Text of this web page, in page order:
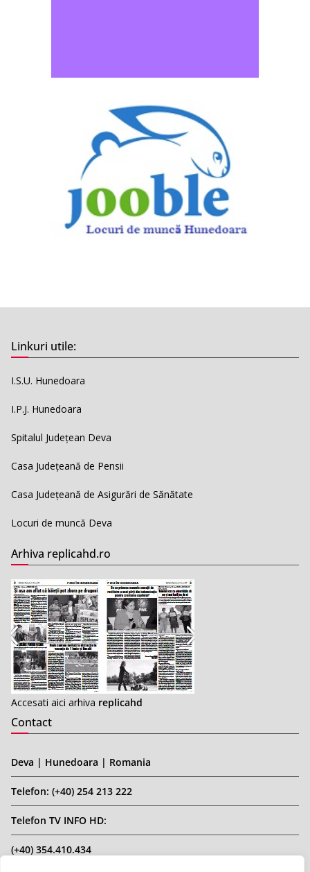
Linkuri utile:
I.S.U. Hunedoara
I.P.J. Hunedoara
Spitalul Județean Deva
Casa Județeană de Pensii
Casa Județeană de Asigurări de Sănătate
Locuri de muncă Deva
Arhiva replicahd.ro
Accesati aici arhiva replicahd
Contact
Deva | Hunedoara | Romania
Telefon: (+40) 254 213 222
Telefon TV INFO HD:
(+40) 354.410.434